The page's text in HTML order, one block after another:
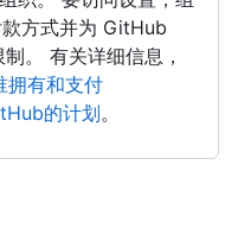
方式并为 GitHub
。 有关详细信息，
拥有和支付
的计划。